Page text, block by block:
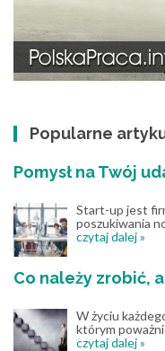
Popularne
Pomysł na Twój
Start-up jest
poszukiwania
czytaj dalej »
Co należy zrobić,
W życiu
którym
czytaj dalej »